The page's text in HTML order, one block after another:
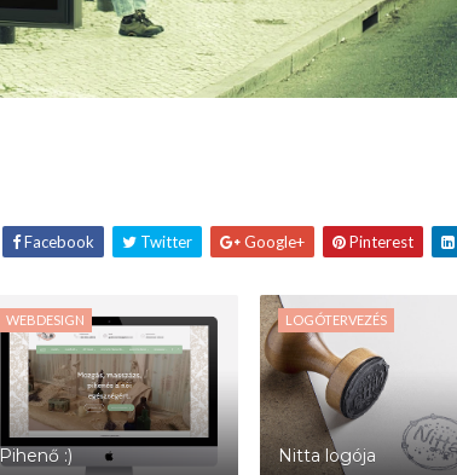
Facebook Twitter Google+ Pinterest
WEBDESIGN
Pihenő :)
LOGÓTERVEZÉS
Nitta logója